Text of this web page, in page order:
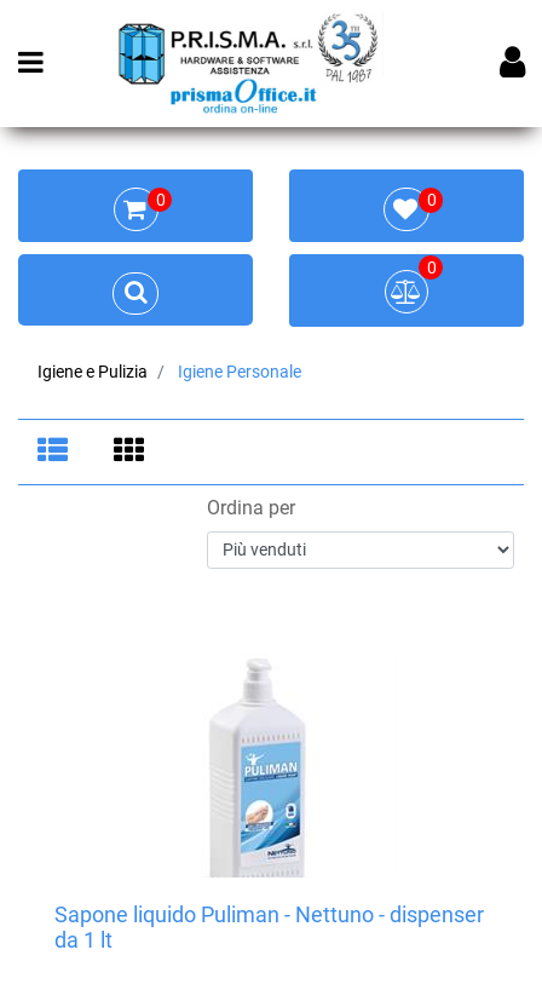
Open menu
0 0
0
Igiene e Pulizia Igiene Personale
Ordina per
Sapone liquido Puliman - Nettuno - dispenser
da 1 lt